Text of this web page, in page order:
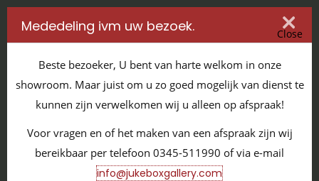
IT'S ALL ABOUT JUKEBOXES
GILDENSTRAAT 32 / 4143 HS LEERDAM / TEL:
0345 - 511990
INFO@JUKEBOXGALLERY.COM
Mededeling ivm uw bezoek. Close
Beste bezoeker, U bent van harte welkom in onze
showroom. Maar juist om u zo goed mogelijk van dienst te
kunnen zijn verwelkomen wij u alleen op afspraak!
Voor vragen en of het maken van een afspraak zijn wij
bereikbaar per telefoon 0345-511990 of via e-mail
info@jukeboxgallery.com